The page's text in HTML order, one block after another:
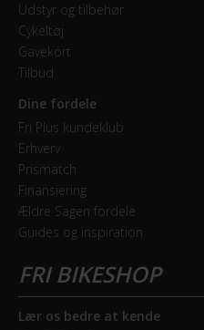
Udstyr og tilbehør
Cykeltøj
Gavekort
Tilbud
Dine fordele
Fri Plus kundeklub
Erhverv
Prismatch
Finansiering
Ældre Sagen fordele
Guides og inspiration
Lær os bedre at kende